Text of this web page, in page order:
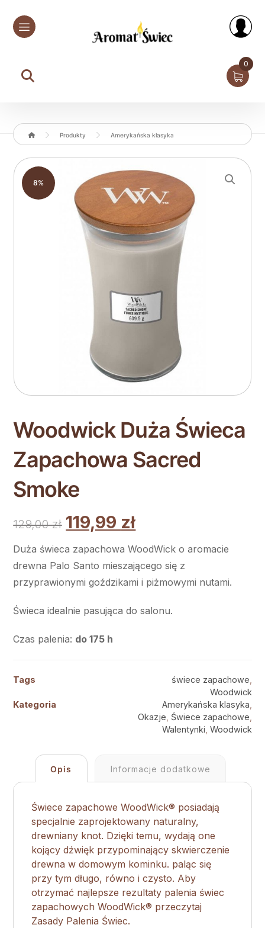
0
Produkty Amerykańska klasyka
Enlarge the image
8%
Woodwick Duża Świeca
Zapachowa Sacred
Smoke
129,00zł 119,99 zł
Duża świeca zapachowa WoodWick o aromacie
drewna Palo Santo mieszającego się z
przyprawionymi goździkami i piżmowymi nutami.
Świeca idealnie pasująca do salonu.
Czas palenia: do 175 h
Tags świece zapachowe
Woodwick
Kategoria
Amerykańska klasyka
Okazje Świece zapachowe
Walentynki Woodwick
Opis Informacje dodatkowe
Świece zapachowe WoodWick® posiadają
specjalnie zaprojektowany naturalny,
drewniany knot. Dzięki temu, wydają one
kojący dźwięk przypominający skwierczenie
drewna w domowym kominku. paląc się
przy tym długo, równo i czysto. Aby
otrzymać najlepsze rezultaty palenia świec
zapachowych WoodWick® przeczytaj
Zasady Palenia Świec.